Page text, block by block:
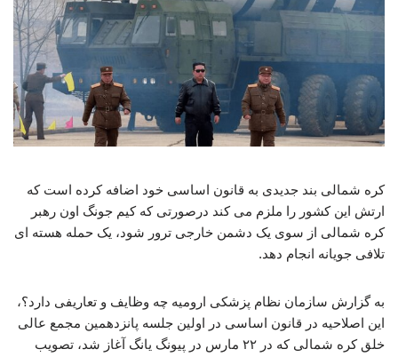
کره شمالی بند جدیدی به قانون اساسی خود اضافه کرده است که
ارتش این کشور را ملزم می کند درصورتی که کیم جونگ اون رهبر
کره شمالی از سوی یک دشمن خارجی ترور شود، یک حمله هسته ای
تلافی جویانه انجام دهد.
به گزارش سازمان نظام پزشکی ارومیه چه وظایف و تعاریفی دارد؟،
این اصلاحیه در قانون اساسی در اولین جلسه پانزدهمین مجمع عالی
خلق کره شمالی که در ۲۲ مارس در پیونگ یانگ آغاز شد، تصویب